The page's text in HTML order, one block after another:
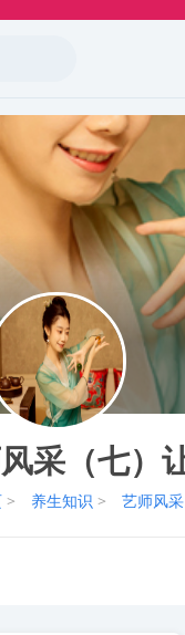
采（七）
> 养生知识 > 艺师风采